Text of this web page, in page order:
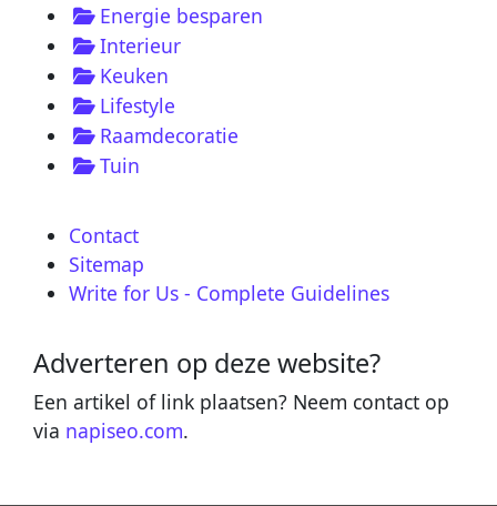
Energie besparen
Interieur
Keuken
Lifestyle
Raamdecoratie
Tuin
Contact
Sitemap
Write for Us - Complete Guidelines
Adverteren op deze website?
Een artikel of link plaatsen? Neem contact op
via napiseo.com.